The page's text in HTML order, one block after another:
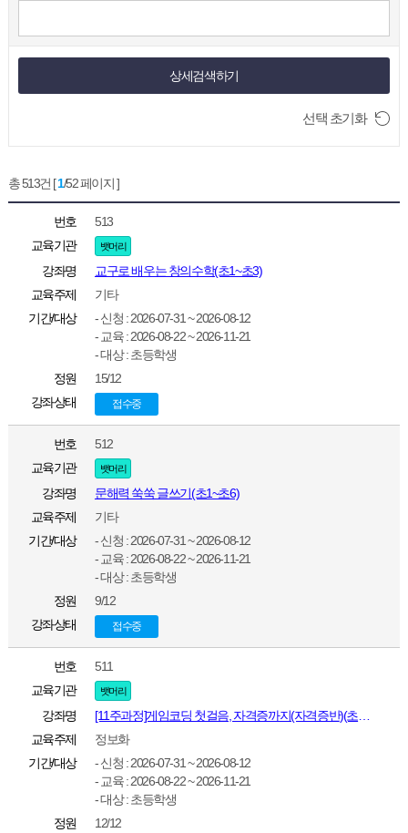
상세검색하기
선택 초기화
총 513건 [1/52 페이지 ]
번호
513
교육기관
뱃머리
강좌명
교구로 배우는 창의수학(초1~초3)
교육주제
기타
기간/대상
- 신청 : 2026-07-31 ~ 2026-08-12
- 교육 : 2026-08-22 ~ 2026-11-21
- 대상 : 초등학생
정원
15/12
강좌상태
접수중
번호
512
교육기관
뱃머리
강좌명
문해력 쑥쑥 글쓰기(초1~초6)
교육주제
기타
기간/대상
- 신청 : 2026-07-31 ~ 2026-08-12
- 교육 : 2026-08-22 ~ 2026-11-21
- 대상 : 초등학생
정원
9/12
강좌상태
접수중
번호
511
교육기관
뱃머리
강좌명
[11주과정]게임코딩 첫걸음, 자격증까지(자격증반)(초1~초6)
교육주제
정보화
기간/대상
- 신청 : 2026-07-31 ~ 2026-08-12
- 교육 : 2026-08-22 ~ 2026-11-21
- 대상 : 초등학생
정원
12/12